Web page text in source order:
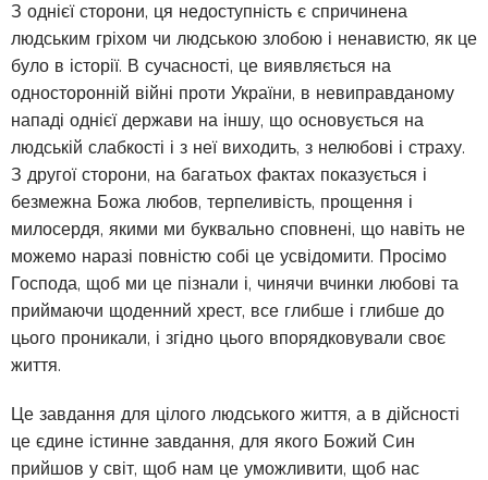
З однієї сторони, ця недоступність є спричинена
людським гріхом чи людською злобою і ненавистю, як це
було в історії. В сучасності, це виявляється на
односторонній війні проти України, в невиправдано­му
нападі однієї держави на іншу, що основується на
людській слабкості і з неї виходить, з нелюбові і страху.
З другої сторони, на багатьох фактах показується і
безмежна Божа любов, терпеливість, прощення і
милосердя, якими ми буквально сповнені, що навіть не
можемо наразі повністю собі це усвідомити. Просімо
Господа, щоб ми це пізнали і, чинячи вчинки любові та
приймаючи щоденний хрест, все глибше і глибше до
цього проникали, і згідно цього впорядковували своє
життя.
Це завдання для цілого людського життя, а в дійсності
це єдине істинне завдання, для якого Божий Син
прийшов у світ, щоб нам це уможливити, щоб нас